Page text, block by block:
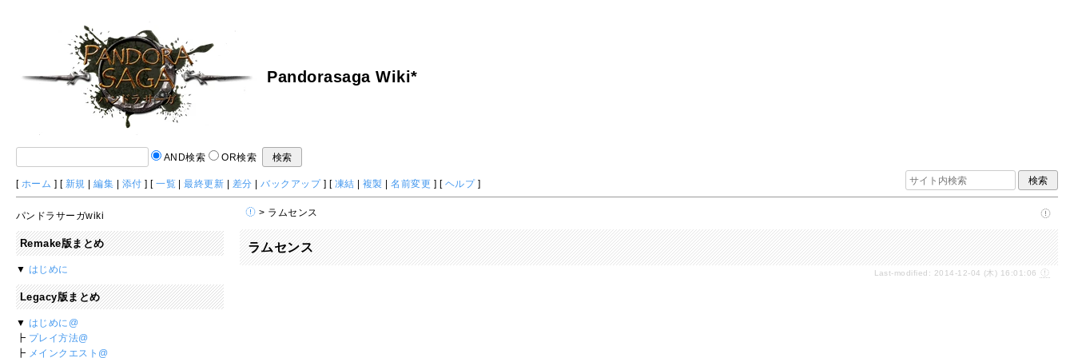
Pandorasaga Wiki*
AND検索 OR検索
[ ホーム ] [ 新規 |編集 添付 ] [一覧 |最終更新 差分 |バックアップ] [ 凍結 複製 |名前変更 ] [ ヘルプ]
> ラムセンス
ラムセンス
Last-modified: 2014-12-04 (木) 16:01:06
パンドラサーガwiki
Remake版まとめ
▼ はじめに
Legacy版まとめ
▼ はじめに@
┣ プレイ方法@
┣ メインクエスト@